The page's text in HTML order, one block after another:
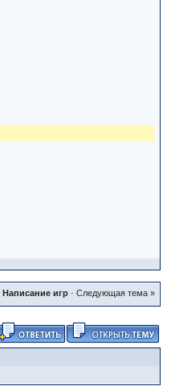
Написание игр· Следующая тема »